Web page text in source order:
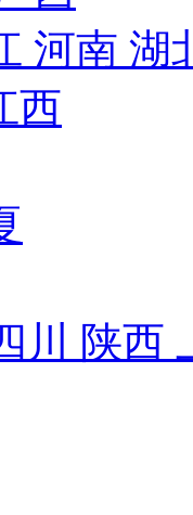
河南 湖
西
川 陕西